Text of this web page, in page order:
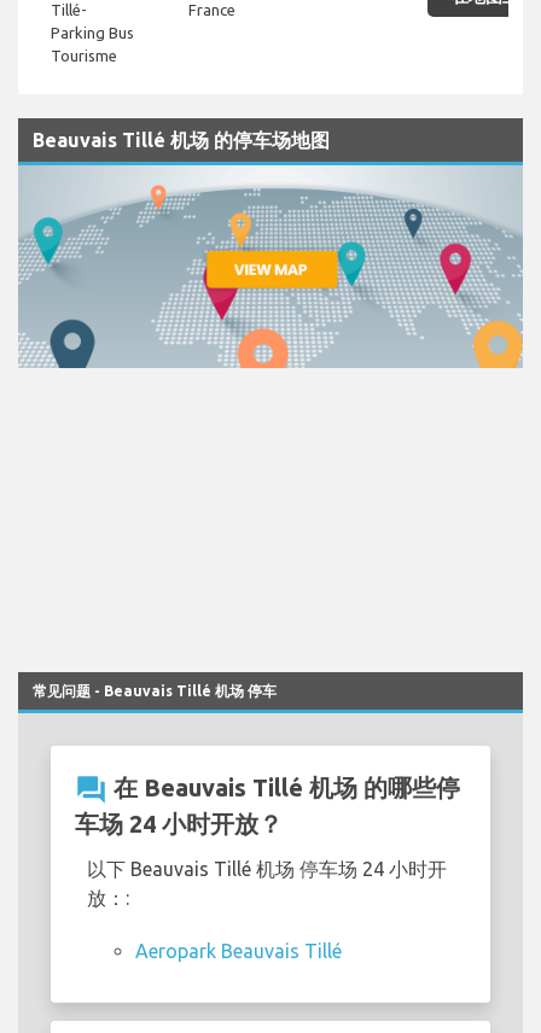
Tillé-
Parking Bus
Tourisme
France
Beauvais Tillé 机场 的停车场地图
常见问题 - Beauvais Tillé 机场 停车
question_answer 在 Beauvais Tillé 机场 的哪些停
车场 24 小时开放？
以下 Beauvais Tillé 机场 停车场 24 小时开
放：:
Aeropark Beauvais Tillé